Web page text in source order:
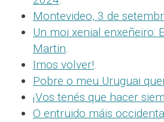
Montevideo, 3 de
Un moi xenial enxeñeiro:
Martin.
Imos volver!.
Pobre o meu Uruguai
¡Vos tenés que hacer
O entruido máis